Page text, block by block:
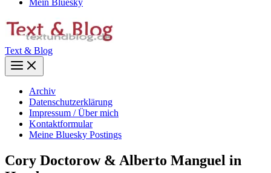
Mein Bluesky
Text & Blog
Main
Menu
Archiv
Datenschutzerklärung
Impressum / Über mich
Kontaktformular
Meine Bluesky Postings
Cory Doctorow & Alberto Manguel in